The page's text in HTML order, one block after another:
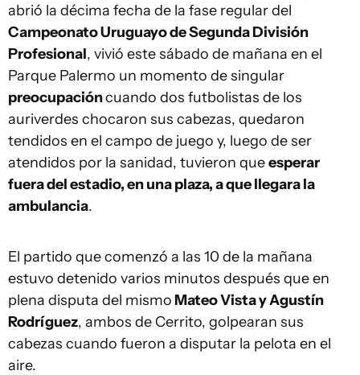
abrió la décima fecha de la fase regular del
Campeonato Uruguayo de Segunda División
Profesional, vivió este sábado de mañana en el
Parque Palermo un momento de singular
preocupacióncuando dos futbolistas de los
auriverdes chocaron sus cabezas, quedaron
tendidos en el campo de juego y, luego de ser
atendidos por la sanidad, tuvieron queesperar
fuera del estadio, en una plaza, a que llegara la
ambulancia.
El partido que comenzó a las 10 de la mañana
estuvo detenido varios minutos después que en
plena disputa del mismo Mateo Vista y Agustín
Rodríguez, ambos de Cerrito, golpearan sus
cabezas cuando fueron a disputar la pelota en el
aire.